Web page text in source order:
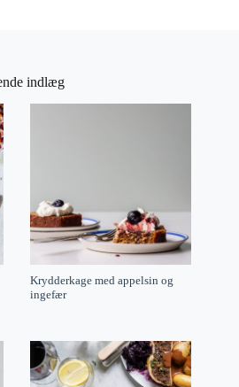
indlæg
Krydderkage med appelsin og
ingefær